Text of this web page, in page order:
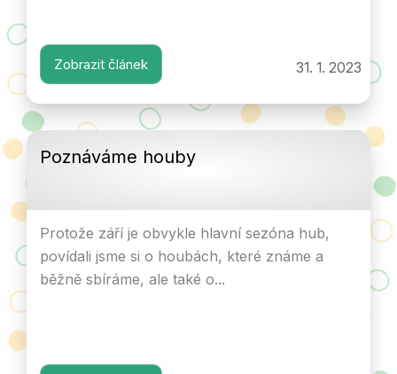
31. 1. 2023
Zobrazit článek
Poznáváme houby
Protože září je obvykle hlavní sezóna hub,
povídali jsme si o houbách, které známe a
běžně sbíráme, ale také o...